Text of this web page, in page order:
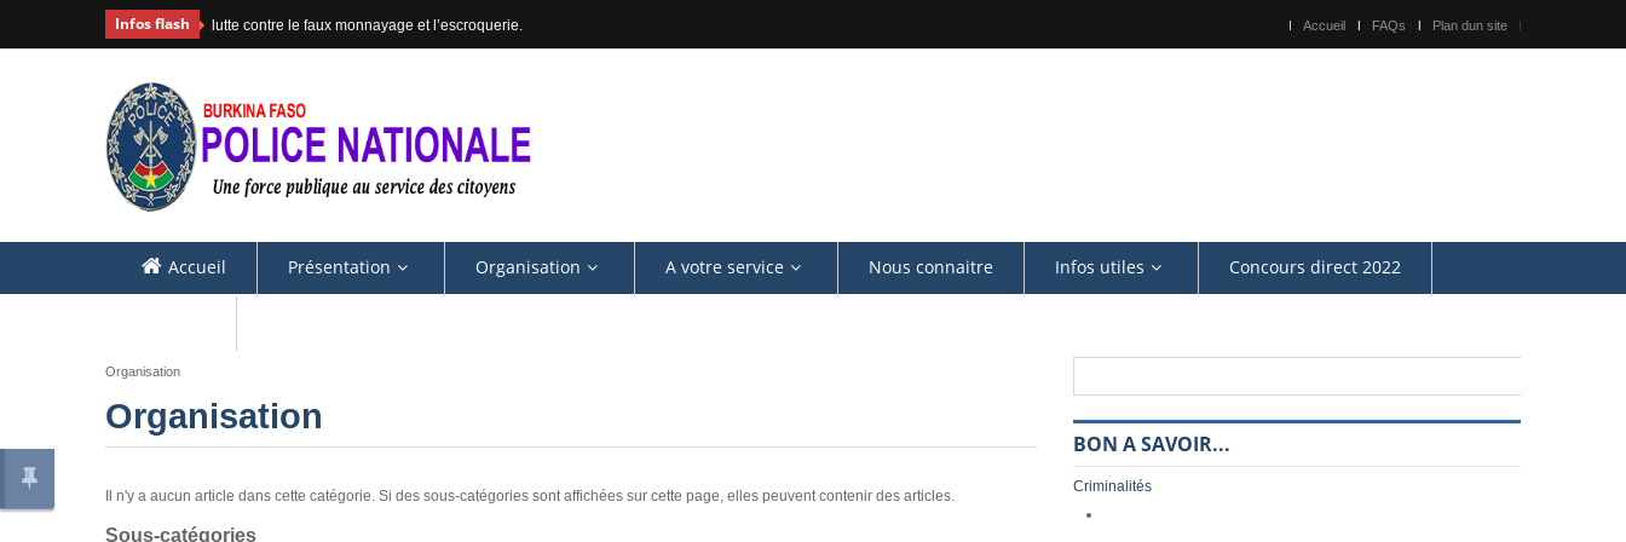
Infos flash lutte contre le faux monnayage et l’escroquerie. Accueil FAQs Plan dun site
Accueil Présentation Organisation A votre service Nous connaitre Infos utiles Concours direct 2022
Organisation
Organisation
Il n'y a aucun article dans cette catégorie. Si des sous-catégories sont affichées sur cette page, elles peuvent contenir des articles.
Sous-catégories
BON A SAVOIR...
Criminalités